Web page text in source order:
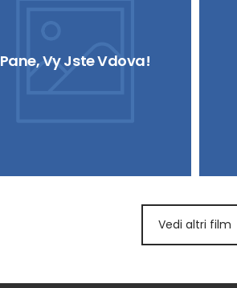
Pane, Vy Jste Vdova!
Vedi altri film